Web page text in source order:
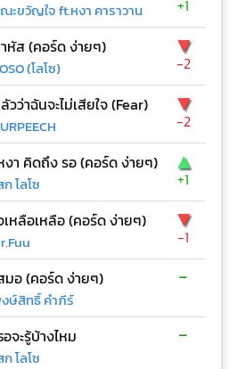
ะขวัญใจ ft.หงา คาราวาน +1
หัส (คอร์ด ง่ายๆ)
(โลโซ)
▼
-2
วว่าฉันจะไม่เสียใจ (Fear) ▼
-2
งา คิดถึง รอ (คอร์ด ง่ายๆ)
ก โลโซ
▲
+1
เหลือเหลือ (คอร์ด ง่ายๆ) ▼
-1
มอ (คอร์ด ง่ายๆ)
ษ์สิทธิ์ คำภีร์
-
อจะรู้บ้างไหม
ก โลโซ
-